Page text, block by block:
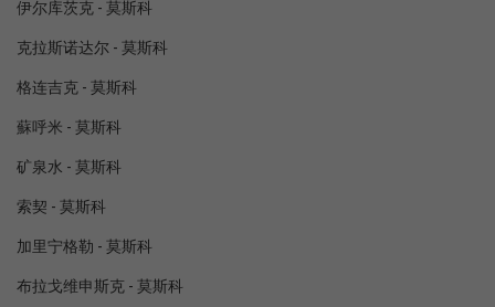
伊尔库茨克 - 莫斯科
克拉斯诺达尔 - 莫斯科
格连吉克 - 莫斯科
蘇呼米 - 莫斯科
矿泉水 - 莫斯科
索契 - 莫斯科
加里宁格勒 - 莫斯科
布拉戈维申斯克 - 莫斯科